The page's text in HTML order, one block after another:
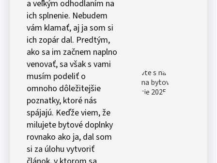
a veľkým odhodlaním na
ich splnenie. Nebudem
vám klamať, aj ja som si
ich zopár dal. Predtým,
ako sa im začnem naplno
venovať, sa však s vami
musím podeliť o
omnoho dôležitejšie
poznatky, ktoré nás
spájajú. Keďže viem, že
milujete bytové doplnky
rovnako ako ja, dal som
si za úlohu vytvoriť